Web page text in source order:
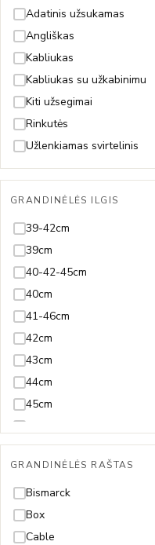
Piritas
Rodolitas
Rubinas
Safyras
Smaragdas
Špinelis
Sultanitas
Swarovski
Topazas
Turkis
Turmalinas
18,5-23,5cm
18,5cm
18cm
19-21cm
19-22cm
19-23cm
19,5cm
19cm
20,5-23,5cm
20,5cm
20cm
21,5cm
21cm
22,5cm
22cm
23,5cm
23cm
24cm
Adatinis užsukamas
Angliškas
Kabliukas
Kabliukas su užkabinimu
Kiti užsegimai
Rinkutės
Užlenkiamas svirtelinis
GRANDINĖLĖS ILGIS
39-42cm
39cm
40-42-45cm
40cm
41-46cm
42cm
43cm
44cm
45cm
47-50cm
49cm
50cm
55cm
60cm
GRANDINĖLĖS RAŠTAS
Bismarck
Box
Cable